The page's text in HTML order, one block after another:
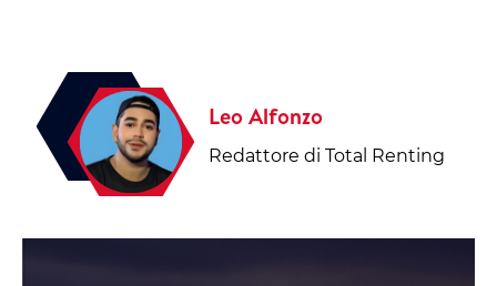
Leo Alfonzo
Redattore di Total Renting